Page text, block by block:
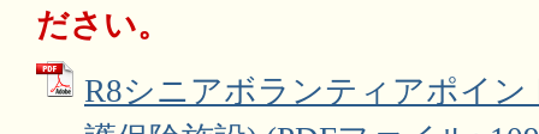
ださい。
R8シニアボランティアポイン